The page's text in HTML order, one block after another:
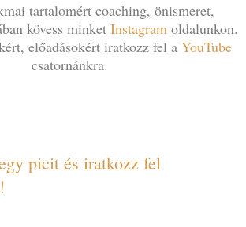
tartalomért coaching, önismeret,
kövess minket Instagramoldalunkon.
előadásokért iratkozz fel a YouTube
csatornánkra.
picit és iratkozz fel